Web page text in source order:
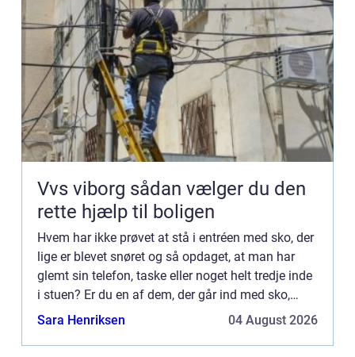
Vvs viborg sådan vælger du den
rette hjælp til boligen
Hvem har ikke prøvet at stå i entréen med sko, der
lige er blevet snøret og så opdaget, at man har
glemt sin telefon, taske eller noget helt tredje inde
i stuen? Er du en af dem, der går ind med sko,
selvom du har trægulv, så læs med her – det er
Sara Henriksen 04 August 2026